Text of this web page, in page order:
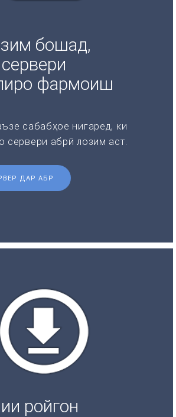
бошад,
фармоиш
сабабҳое нигаред, ки
сервери абрӣ лозим аст.
ДАР АБР
ройгон